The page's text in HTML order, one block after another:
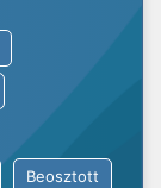
Beosztott